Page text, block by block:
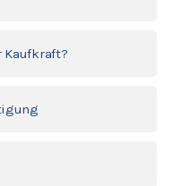
Kaufkraft?